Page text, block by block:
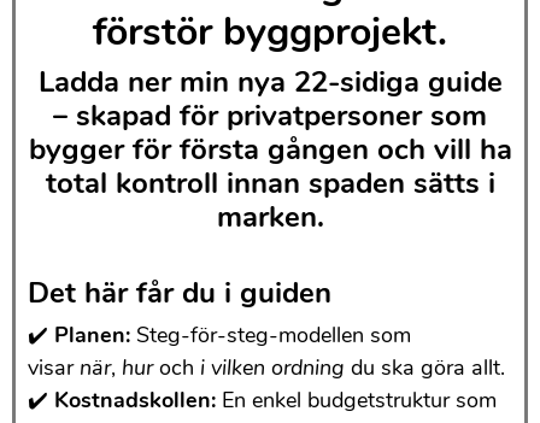
förstör byggprojekt.
Ladda ner min nya 22-sidiga guide
– skapad för privatpersoner som
bygger för första gången och vill ha
total kontroll innan spaden sätts i
marken.
Det här får du i guiden
✔️ Planen: Steg-för-steg-modellen som
visar när, huroch i vilken ordning du ska göra allt.
✔️ Kostnadskollen: En enkel budgetstruktur som